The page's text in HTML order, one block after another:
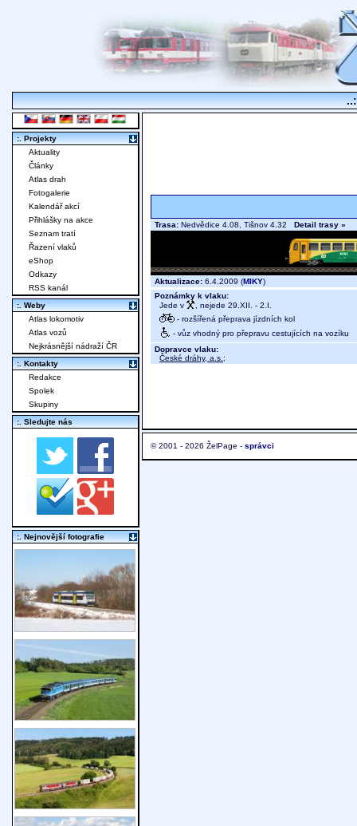
Trasa: Nedvědice 4.08, Tišnov 4.32 Detail trasy »
Aktualizace: 6.4.2009 (MIKY)
Poznámky k vlaku:
Jede v
, nejede 29.XII. - 2.I.
- rozšířená přeprava jízdních kol
- vůz vhodný pro přepravu cestujících na vozíku
Dopravce vlaku:
České dráhy, a.s. ;
© 2001 - 2026 ŽelPage - správci
:. Projekty
Aktuality
Články
Atlas drah
Fotogalerie
Kalendář akcí
Přihlášky na akce
Seznam tratí
Řazení vlaků
eShop
Odkazy
RSS kanál
:. Weby
Atlas lokomotiv
Atlas vozů
Nejkrásnější nádraží ČR
:. Kontakty
Redakce
Spolek
Skupiny
:. Sledujte nás
:. Nejnovější fotografie